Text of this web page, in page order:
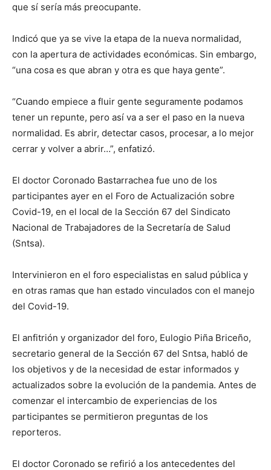
que sí sería más preocupante.
Indicó que ya se vive la etapa de la nueva normalidad,
con la apertura de actividades económicas. Sin embargo,
“una cosa es que abran y otra es que haya gente”.
“Cuando empiece a fluir gente seguramente podamos
tener un repunte, pero así va a ser el paso en la nueva
normalidad. Es abrir, detectar casos, procesar, a lo mejor
cerrar y volver a abrir…”, enfatizó.
El doctor Coronado Bastarrachea fue uno de los
participantes ayer en el Foro de Actualización sobre
Covid-19, en el local de la Sección 67 del Sindicato
Nacional de Trabajadores de la Secretaría de Salud
(Sntsa).
Intervinieron en el foro especialistas en salud pública y
en otras ramas que han estado vinculados con el manejo
del Covid-19.
El anfitrión y organizador del foro, Eulogio Piña Briceño,
secretario general de la Sección 67 del Sntsa, habló de
los objetivos y de la necesidad de estar informados y
actualizados sobre la evolución de la pandemia. Antes de
comenzar el intercambio de experiencias de los
participantes se permitieron preguntas de los
reporteros.
El doctor Coronado se refirió a los antecedentes del